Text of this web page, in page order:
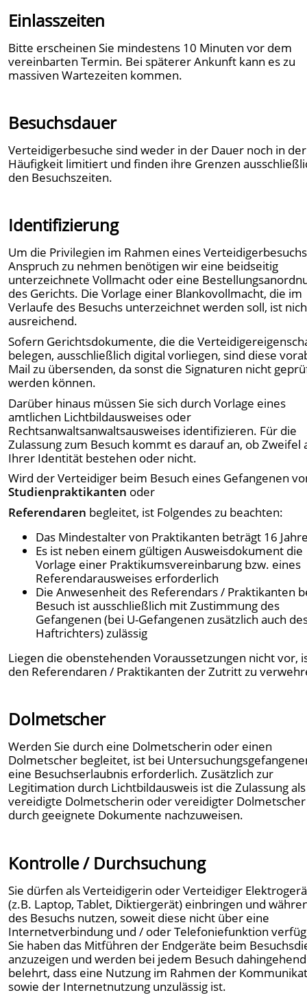
Einlasszeiten
Bitte erscheinen Sie mindestens 10 Minuten vor dem
vereinbarten Termin. Bei späterer Ankunft kann es zu
massiven Wartezeiten kommen.
Besuchsdauer
Verteidigerbesuche sind weder in der Dauer noch in der
Häufigkeit limitiert und finden ihre Grenzen
den Besuchszeiten.
Identifizierung
Um die Privilegien im Rahmen eines
Anspruch zu nehmen benötigen wir eine beidseitig
unterzeichnete Vollmacht oder eine
des Gerichts. Die Vorlage einer Blankovollmacht, die im
Verlaufe des Besuchs unterzeichnet werden soll, ist
ausreichend.
Sofern Gerichtsdokumente, die die
belegen, ausschließlich digital vorliegen, sind diese
Mail zu übersenden, da sonst die Signaturen nicht
werden können.
Darüber hinaus müssen Sie sich durch Vorlage eines
amtlichen Lichtbildausweises oder
Rechtsanwaltsanwaltsausweises identifizieren. Für die
Zulassung zum Besuch kommt es darauf an, ob Zweifel
Ihrer Identität bestehen oder nicht.
Wird der Verteidiger beim Besuch eines Gefangenen
Studienpraktikanten oder
Referendaren begleitet, ist Folgendes zu beachten:
Das Mindestalter von Praktikanten beträgt 16
Es ist neben einem gültigen Ausweisdokument die
Vorlage einer Praktikumsvereinbarung bzw. eines
Referendarausweises erforderlich
Die Anwesenheit des Referendars / Praktikanten
Besuch ist ausschließlich mit Zustimmung des
Gefangenen (bei U-Gefangenen zusätzlich auch
Haftrichters) zulässig
Liegen die obenstehenden Voraussetzungen nicht vor,
den Referendaren / Praktikanten der Zutritt zu
Dolmetscher
Werden Sie durch eine Dolmetscherin oder einen
Dolmetscher begleitet, ist bei
eine Besuchserlaubnis erforderlich. Zusätzlich zur
Legitimation durch Lichtbildausweis ist die Zulassung als
vereidigte Dolmetscherin oder vereidigter Dolmetscher
durch geeignete Dokumente nachzuweisen.
Kontrolle / Durchsuchung
Sie dürfen als Verteidigerin oder Verteidiger
(z.B. Laptop, Tablet, Diktiergerät) einbringen und
des Besuchs nutzen, soweit diese nicht über eine
Internetverbindung und / oder Telefoniefunktion
Sie haben das Mitführen der Endgeräte beim
anzuzeigen und werden bei jedem Besuch dahingehend
belehrt, dass eine Nutzung im Rahmen der
sowie der Internetnutzung unzulässig ist.